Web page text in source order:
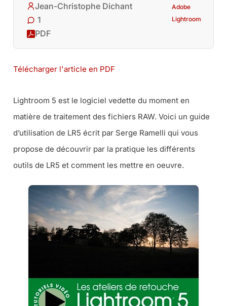
Jean-Christophe Dichant
1
PDF
Adobe
Lightroom
Télécharger l'article en PDF
Lightroom 5 est le logiciel vedette du moment en
matière de traitement des fichiers RAW. Voici un guide
d’utilisation de LR5 écrit par Serge Ramelli qui vous
propose de découvrir par la pratique les différents
outils de LR5 et comment les mettre en oeuvre.